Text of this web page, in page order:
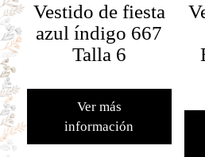
Vestido de fiesta
azul índigo 667
Talla 6
Ver más
información